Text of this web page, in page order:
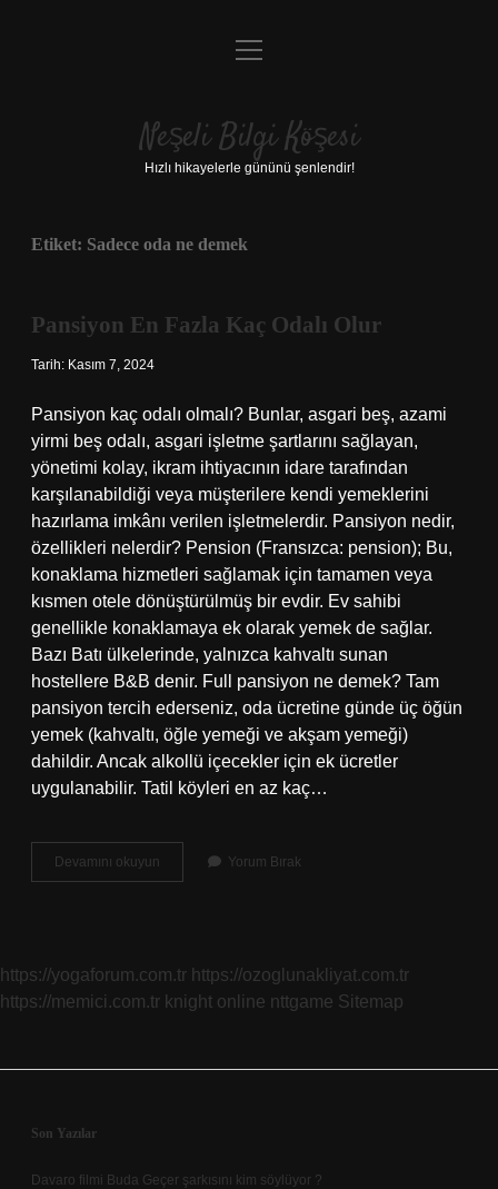
Anasayfa
Yasal Uyarı
menüyü
Neşeli Bilgi Köşesi
Hızlı hikayelerle gününü şenlendir!
Etiket: Sadece oda ne demek
Pansiyon En Fazla Kaç Odalı Olur
Tarih: Kasım 7, 2024
Pansiyon kaç odalı olmalı? Bunlar, asgari beş, azami
yirmi beş odalı, asgari işletme şartlarını sağlayan,
yönetimi kolay, ikram ihtiyacının idare tarafından
karşılanabildiği veya müşterilere kendi yemeklerini
hazırlama imkânı verilen işletmelerdir. Pansiyon nedir,
özellikleri nelerdir? Pension (Fransızca: pension); Bu,
konaklama hizmetleri sağlamak için tamamen veya
kısmen otele dönüştürülmüş bir evdir. Ev sahibi
genellikle konaklamaya ek olarak yemek de sağlar.
Bazı Batı ülkelerinde, yalnızca kahvaltı sunan
hostellere B&B denir. Full pansiyon ne demek? Tam
pansiyon tercih ederseniz, oda ücretine günde üç öğün
yemek (kahvaltı, öğle yemeği ve akşam yemeği)
dahildir. Ancak alkollü içecekler için ek ücretler
uygulanabilir. Tatil köyleri en az kaç…
Devamını okuyun Pansiyon
En
Yorum Bırak
https://yogaforum.com.tr https://ozoglunakliyat.com.tr
https://memici.com.tr knight online nttgame Sitemap
Sidebar
Son Yazılar
Davaro filmi Buda Geçer şarkısını kim söylüyor ?